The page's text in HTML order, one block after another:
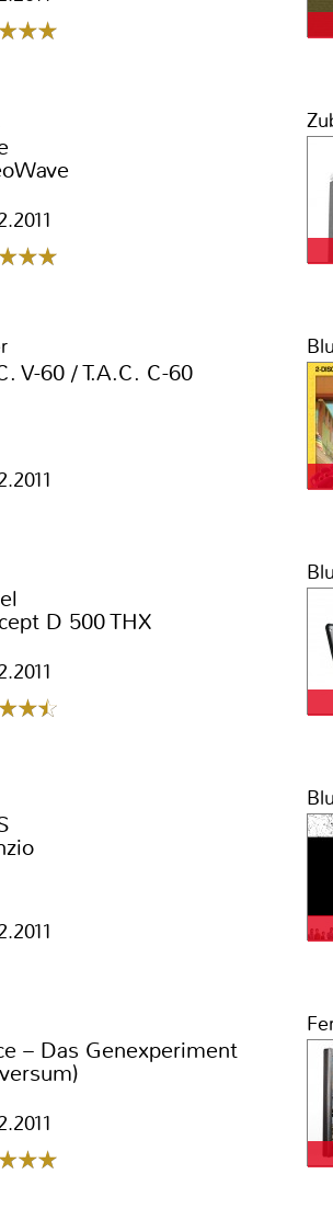
V-60 / T.A.C. C-60
D 500 THX
– Das Genexperiment